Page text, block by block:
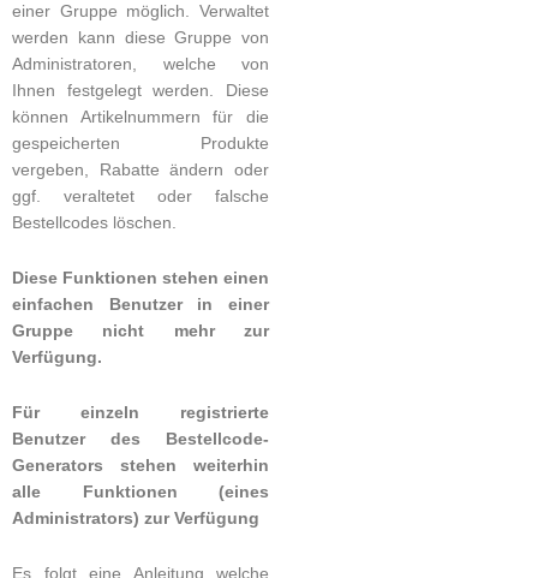
einer Gruppe möglich. Verwaltet
werden kann diese Gruppe von
Administratoren, welche von
Ihnen festgelegt werden. Diese
können Artikelnummern für die
gespeicherten Produkte
vergeben, Rabatte ändern oder
ggf. veraltetet oder falsche
Bestellcodes löschen.
Diese Funktionen stehen einen
einfachen Benutzer in einer
Gruppe nicht mehr zur
Verfügung.
Für einzeln registrierte
Benutzer des Bestellcode-
Generators stehen weiterhin
alle Funktionen (eines
Administrators) zur Verfügung
Es folgt eine Anleitung welche